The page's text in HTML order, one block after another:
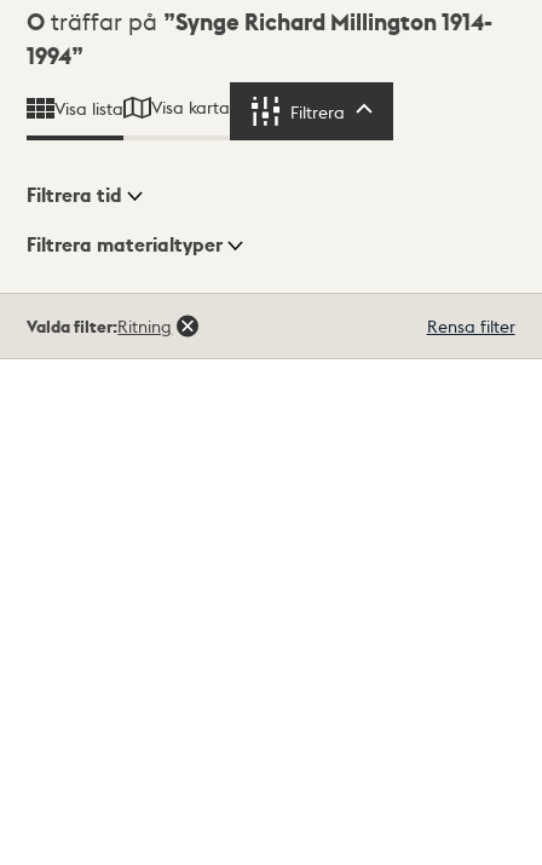
Sökresultat
0 träffar på
Synge Richard Millington 1914-
1994
Visa lista Visa karta Filtrera
Visningsläge
Filtrera tid
Filtrera materialtyper
träffar
Valda filter:Ritning Rensa filter